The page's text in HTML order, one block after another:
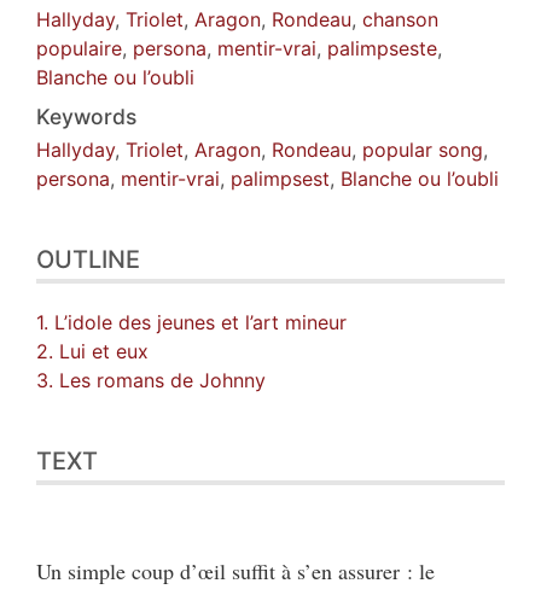
Hallyday, Triolet, Aragon, Rondeau, chanson
populaire, persona, mentir-vrai, palimpseste,
Blanche ou l’oubli
Keywords
Hallyday, Triolet, Aragon, Rondeau, popular song,
persona, mentir-vrai, palimpsest, Blanche ou l’oubli
OUTLINE
1. L’idole des jeunes et l’art mineur
2. Lui et eux
3. Les romans de Johnny
TEXT
Un simple coup d’œil suffit à s’en assurer : le